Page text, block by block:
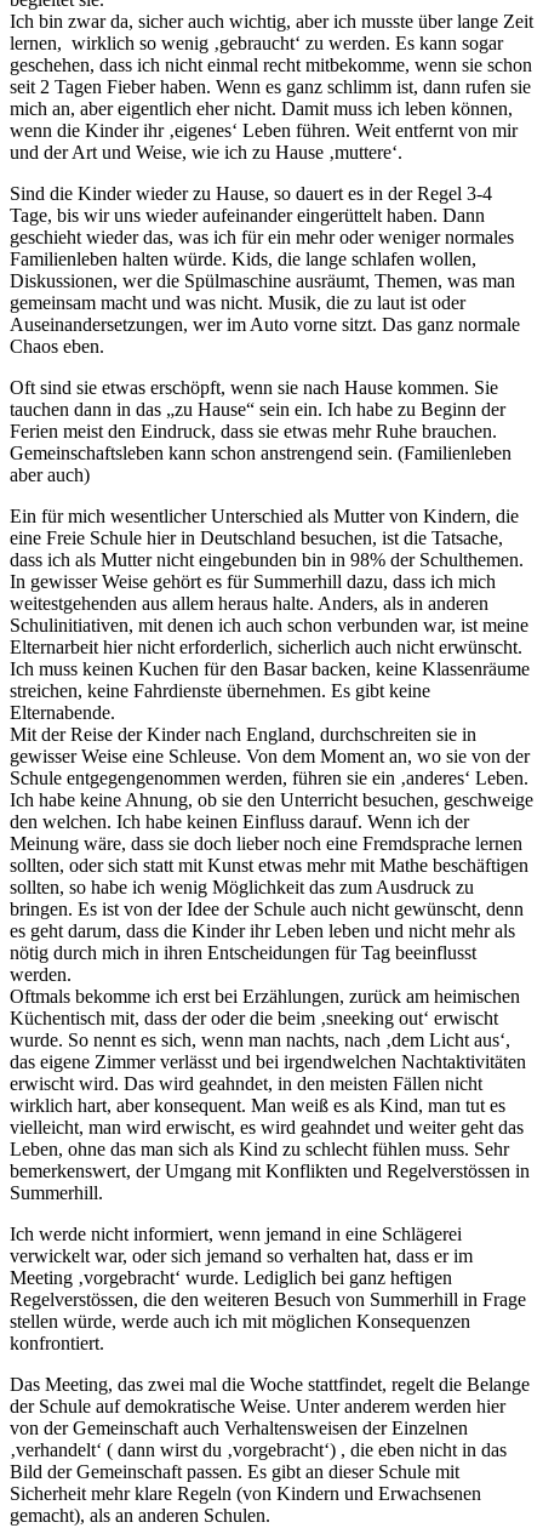
Ich bin zwar da, sicher auch wichtig, aber ich musste über lange Zeit
lernen, wirklich so wenig ‚gebraucht‘ zu werden. Es kann sogar
geschehen, dass ich nicht einmal recht mitbekomme, wenn sie schon
seit 2 Tagen Fieber haben. Wenn es ganz schlimm ist, dann rufen sie
mich an, aber eigentlich eher nicht. Damit muss ich leben können,
wenn die Kinder ihr ‚eigenes‘ Leben führen. Weit entfernt von mir
und der Art und Weise, wie ich zu Hause ‚muttere‘.
Sind die Kinder wieder zu Hause, so dauert es in der Regel 3-4
Tage, bis wir uns wieder aufeinander eingerüttelt haben. Dann
geschieht wieder das, was ich für ein mehr oder weniger normales
Familienleben halten würde. Kids, die lange schlafen wollen,
Diskussionen, wer die Spülmaschine ausräumt, Themen, was man
gemeinsam macht und was nicht. Musik, die zu laut ist oder
Auseinandersetzungen, wer im Auto vorne sitzt. Das ganz normale
Chaos eben.
Oft sind sie etwas erschöpft, wenn sie nach Hause kommen. Sie
tauchen dann in das „zu Hause“ sein ein. Ich habe zu Beginn der
Ferien meist den Eindruck, dass sie etwas mehr Ruhe brauchen.
Gemeinschaftsleben kann schon anstrengend sein. (Familienleben
aber auch)
Ein für mich wesentlicher Unterschied als Mutter von Kindern, die
eine Freie Schule hier in Deutschland besuchen, ist die Tatsache,
dass ich als Mutter nicht eingebunden bin in 98% der Schulthemen.
In gewisser Weise gehört es für Summerhill dazu, dass ich mich
weitestgehenden aus allem heraus halte. Anders, als in anderen
Schulinitiativen, mit denen ich auch schon verbunden war, ist meine
Elternarbeit hier nicht erforderlich, sicherlich auch nicht erwünscht.
Ich muss keinen Kuchen für den Basar backen, keine Klassenräume
streichen, keine Fahrdienste übernehmen. Es gibt keine
Elternabende.
Mit der Reise der Kinder nach England, durchschreiten sie in
gewisser Weise eine Schleuse. Von dem Moment an, wo sie von der
Schule entgegengenommen werden, führen sie ein ‚anderes‘ Leben.
Ich habe keine Ahnung, ob sie den Unterricht besuchen, geschweige
den welchen. Ich habe keinen Einfluss darauf. Wenn ich der
Meinung wäre, dass sie doch lieber noch eine Fremdsprache lernen
sollten, oder sich statt mit Kunst etwas mehr mit Mathe beschäftigen
sollten, so habe ich wenig Möglichkeit das zum Ausdruck zu
bringen. Es ist von der Idee der Schule auch nicht gewünscht, denn
es geht darum, dass die Kinder ihr Leben leben und nicht mehr als
nötig durch mich in ihren Entscheidungen für Tag beeinflusst
werden.
Oftmals bekomme ich erst bei Erzählungen, zurück am heimischen
Küchentisch mit, dass der oder die beim ‚sneeking out‘ erwischt
wurde. So nennt es sich, wenn man nachts, nach ‚dem Licht aus‘,
das eigene Zimmer verlässt und bei irgendwelchen Nachtaktivitäten
erwischt wird. Das wird geahndet, in den meisten Fällen nicht
wirklich hart, aber konsequent. Man weiß es als Kind, man tut es
vielleicht, man wird erwischt, es wird geahndet und weiter geht das
Leben, ohne das man sich als Kind zu schlecht fühlen muss. Sehr
bemerkenswert, der Umgang mit Konflikten und Regelverstössen in
Summerhill.
Ich werde nicht informiert, wenn jemand in eine Schlägerei
verwickelt war, oder sich jemand so verhalten hat, dass er im
Meeting ‚vorgebracht‘ wurde. Lediglich bei ganz heftigen
Regelverstössen, die den weiteren Besuch von Summerhill in Frage
stellen würde, werde auch ich mit möglichen Konsequenzen
konfrontiert.
Das Meeting, das zwei mal die Woche stattfindet, regelt die Belange
der Schule auf demokratische Weise. Unter anderem werden hier
von der Gemeinschaft auch Verhaltensweisen der Einzelnen
‚verhandelt‘ ( dann wirst du ‚vorgebracht‘) , die eben nicht in das
Bild der Gemeinschaft passen. Es gibt an dieser Schule mit
Sicherheit mehr klare Regeln (von Kindern und Erwachsenen
gemacht), als an anderen Schulen.